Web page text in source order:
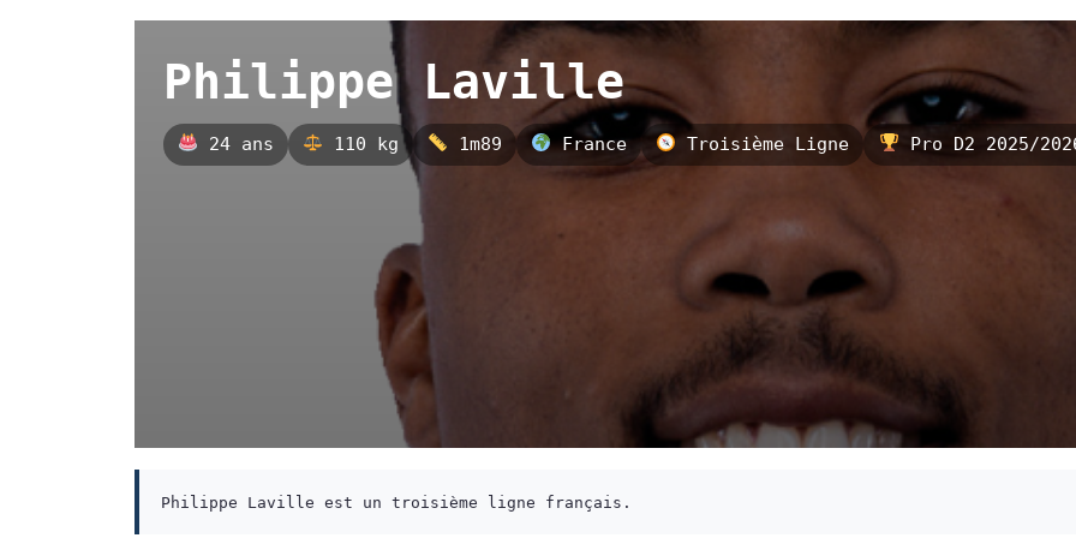
Philippe Laville
24 ans 110 kg 1m89 France Troisième Ligne Pro D2 2025/
Philippe Laville est un troisième ligne français.